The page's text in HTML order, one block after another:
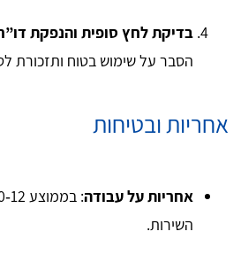
בדיקת לחץ סופית והנפקת
הסבר על שימוש בטוח ותזכורת
אחריות ובטיחות
אחריות על עבודה
השירות.